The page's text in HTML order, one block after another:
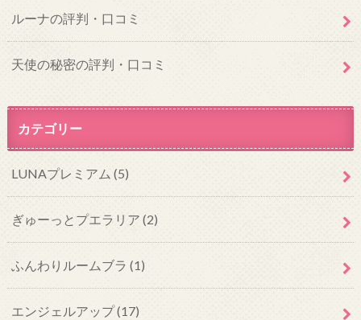
ルーナの評判・口コミ
天使の秘密の評判・口コミ
カテゴリー
LUNAプレミアム (5)
ぎゅーっとプエラリア (2)
ふんわりルームブラ (1)
エンジェルアップ(17)